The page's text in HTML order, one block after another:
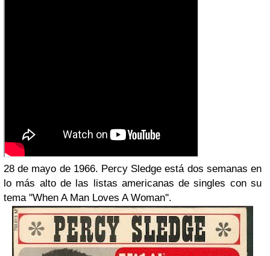
28 de mayo de 1966. Percy Sledge está dos semanas en
lo más alto de las listas americanas de singles con su
tema ''When A Man Loves A Woman''.